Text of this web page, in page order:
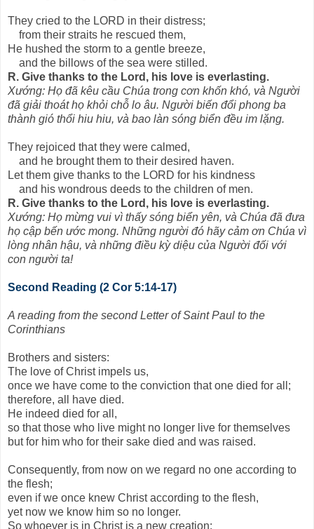
They cried to the LORD in their distress;
from their straits he rescued them,
He hushed the storm to a gentle breeze,
and the billows of the sea were stilled.
R. Give thanks to the Lord, his love is everlasting.
Xướng: Họ đã kêu cầu Chúa trong cơn khốn khó, và Người
đã giải thoát họ khỏi chỗ lo âu. Người biến đổi phong ba
thành gió thổi hiu hiu, và bao làn sóng biển đều im lặng.
They rejoiced that they were calmed,
and he brought them to their desired haven.
Let them give thanks to the LORD for his kindness
and his wondrous deeds to the children of men.
R. Give thanks to the Lord, his love is everlasting.
Xướng: Họ mừng vui vì thấy sóng biển yên, và Chúa đã đưa
họ cập bến ước mong. Những người đó hãy cảm ơn Chúa vì
lòng nhân hậu, và những điều kỳ diệu của Người đối với
con người ta!
Second Reading (2 Cor 5:14-17)
A reading from the second Letter of Saint Paul to the
Corinthians
Brothers and sisters:
The love of Christ impels us,
once we have come to the conviction that one died for all;
therefore, all have died.
He indeed died for all,
so that those who live might no longer live for themselves
but for him who for their sake died and was raised.
Consequently, from now on we regard no one according to
the flesh;
even if we once knew Christ according to the flesh,
yet now we know him so no longer.
So whoever is in Christ is a new creation: